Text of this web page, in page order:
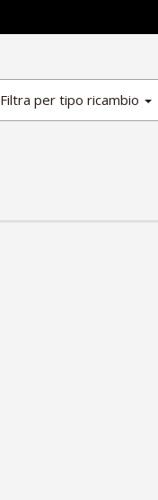
Filtra per tipo ricambio